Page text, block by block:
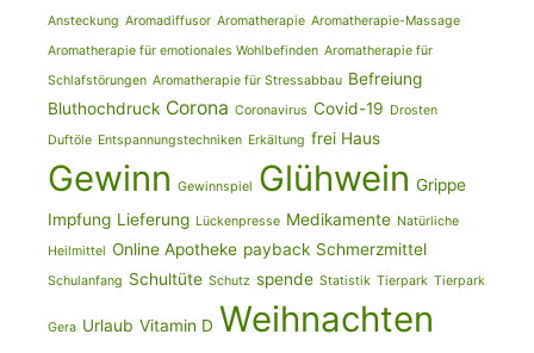
Ansteckung Aromadiffusor Aromatherapie Aromatherapie-Massage
Aromatherapie für emotionales Wohlbefinden Aromatherapie für
Schlafstörungen Aromatherapie für Stressabbau Befreiung
Bluthochdruck Corona Coronavirus Covid-19 Drosten
Duftöle Entspannungstechniken Erkältung frei Haus
Gewinn Gewinnspiel Glühwein Grippe
Impfung Lieferung Lückenpresse Medikamente Natürliche
Heilmittel Online Apotheke payback Schmerzmittel
Schulanfang Schultüte Schutz spende Statistik Tierpark Tierpark
Gera Urlaub Vitamin D Weihnachten